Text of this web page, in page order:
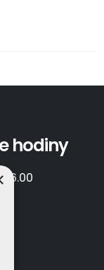
hodiny
16.00